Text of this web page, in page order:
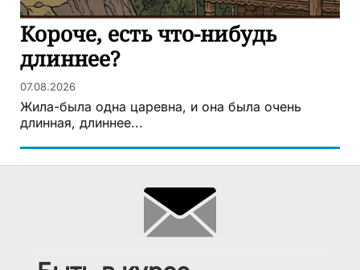
Короче, есть что-нибудь
длиннее?
07.08.2026
Жила-была одна царевна, и она была очень
длинная, длиннее...